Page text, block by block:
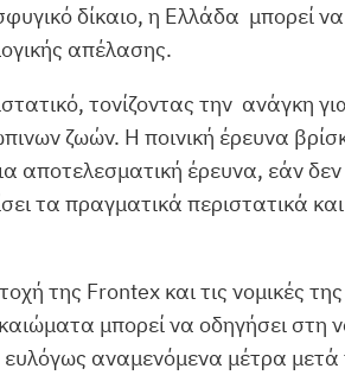
δίκαιο, η Ελλάδα μπορεί
απέλασης.
τονίζοντας την ανάγκη
ζωών. Η ποινική έρευνα
αποτελεσματική έρευνα, εάν
τα πραγματικά περιστατικά
της Frontex και τις νομικές
μπορεί να οδηγήσει στη
αναμενόμενα μέτρα